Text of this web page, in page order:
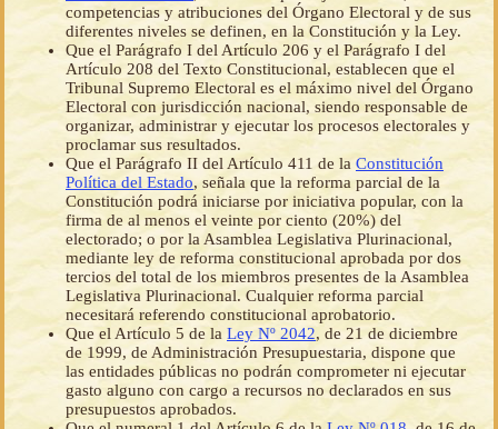
competencias y atribuciones del Órgano Electoral y de sus
diferentes niveles se definen, en la Constitución y la Ley.
Que el Parágrafo I del Artículo 206 y el Parágrafo I del
Artículo 208 del Texto Constitucional, establecen que el
Tribunal Supremo Electoral es el máximo nivel del Órgano
Electoral con jurisdicción nacional, siendo responsable de
organizar, administrar y ejecutar los procesos electorales y
proclamar sus resultados.
Que el Parágrafo II del Artículo 411 de la Constitución
Política del Estado, señala que la reforma parcial de la
Constitución podrá iniciarse por iniciativa popular, con la
firma de al menos el veinte por ciento (20%) del
electorado; o por la Asamblea Legislativa Plurinacional,
mediante ley de reforma constitucional aprobada por dos
tercios del total de los miembros presentes de la Asamblea
Legislativa Plurinacional. Cualquier reforma parcial
necesitará referendo constitucional aprobatorio.
Que el Artículo 5 de la Ley Nº 2042, de 21 de diciembre
de 1999, de Administración Presupuestaria, dispone que
las entidades públicas no podrán comprometer ni ejecutar
gasto alguno con cargo a recursos no declarados en sus
presupuestos aprobados.